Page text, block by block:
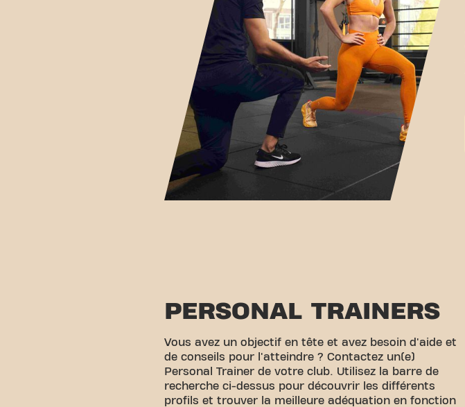
PERSONAL TRAINERS
Vous avez un objectif en tête et avez besoin d'aide et
de conseils pour l'atteindre ? Contactez un(e)
Personal Trainer de votre club. Utilisez la barre de
recherche ci-dessus pour découvrir les différents
profils et trouver la meilleure adéquation en fonction